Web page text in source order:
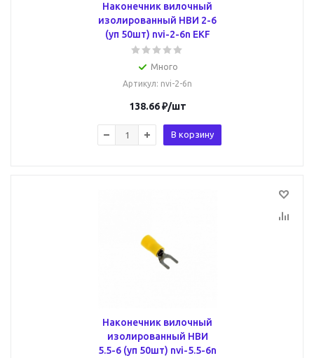
Наконечник вилочный
изолированный НВИ 2-6
(уп 50шт) nvi-2-6n EKF
Много
Артикул: nvi-2-6n
138.66₽/шт
В корзину
Наконечник вилочный
изолированный НВИ
5.5-6 (уп 50шт) nvi-5.5-6n